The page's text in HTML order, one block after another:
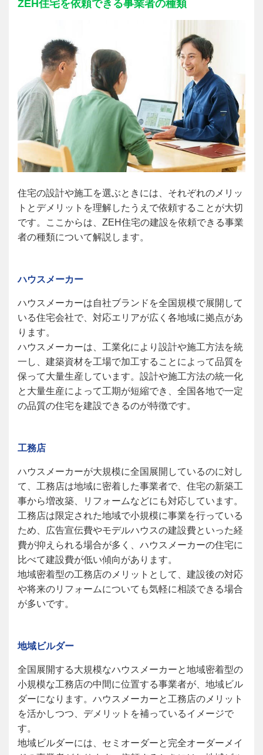
ZEH住宅を依頼できる事業者の種類
住宅の設計や施工を選ぶときには、それぞれのメリッ
トとデメリットを理解したうえで依頼することが大切
です。ここからは、ZEH住宅の建設を依頼できる事業
者の種類について解説します。
ハウスメーカー
ハウスメーカーは自社ブランドを全国規模で展開して
いる住宅会社で、対応エリアが広く各地域に拠点があ
ります。
ハウスメーカーは、工業化により設計や施工方法を統
一し、建築資材を工場で加工することによって品質を
保って大量生産しています。設計や施工方法の統一化
と大量生産によって工期が短縮でき、全国各地で一定
の品質の住宅を建設できるのが特徴です。
工務店
ハウスメーカーが大規模に全国展開しているのに対し
て、工務店は地域に密着した事業者で、住宅の新築工
事から増改築、リフォームなどにも対応しています。
工務店は限定された地域で小規模に事業を行っている
ため、広告宣伝費やモデルハウスの建設費といった経
費が抑えられる場合が多く、ハウスメーカーの住宅に
比べて建設費が低い傾向があります。
地域密着型の工務店のメリットとして、建設後の対応
や将来のリフォームについても気軽に相談できる場合
が多いです。
地域ビルダー
全国展開する大規模なハウスメーカーと地域密着型の
小規模な工務店の中間に位置する事業者が、地域ビル
ダーになります。ハウスメーカーと工務店のメリット
を活かしつつ、デメリットを補っているイメージで
す。
地域ビルダーには、セミオーダーと完全オーダーメイ